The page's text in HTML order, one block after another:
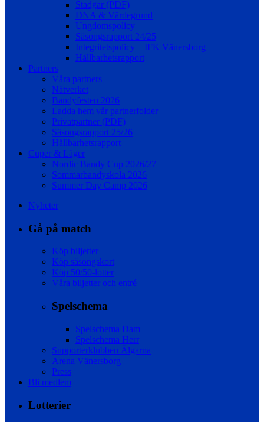
Stadgar (PDF)
DNA & Värdegrund
Ungdomspolicy
Säsongsrapport 24/25
Integritetspolicy – IFK Vänersborg
Hållbarhetsrapport
Partners
Våra partners
Nätverket
Bandyfesten 2026
Ladda hem vår partnerfolder
Privatpartner (PDF)
Säsongsrapport 25/26
Hållbarhetsrapport
Cuper & Läger
Nordic Bandy Cup 2026/27
Sommarbandyskola 2026
Summer Day Camp 2026
Nyheter
Gå på match
Köp biljetter
Köp säsongskort
Köp 50/50-lotter
Våra biljetter och entré
Spelschema
Spelschema Dam
Spelschema Herr
Supporterklubben Älgarna
Arena Vänersborg
Press
Bli medlem
Lotterier